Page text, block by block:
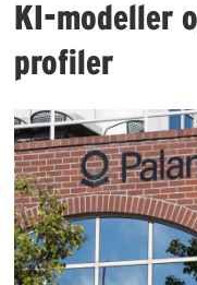
KI-modeller
profiler